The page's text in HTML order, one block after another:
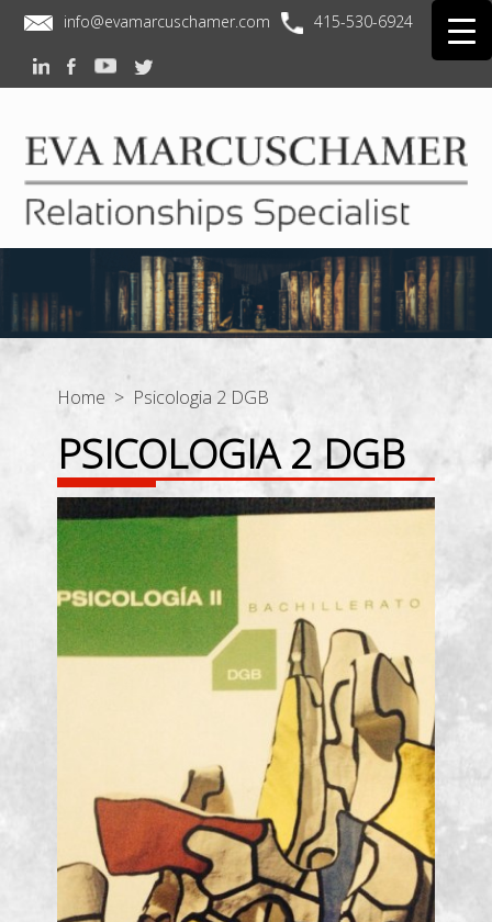
info@evamarcuschamer.com 415-530-6924
Home > Psicologia 2 DGB
PSICOLOGIA 2 DGB